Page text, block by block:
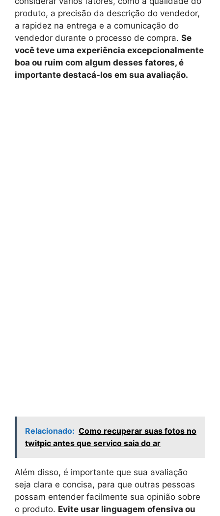
produto, a precisão da descrição do vendedor,
a rapidez na entrega e a comunicação do
vendedor durante o processo de compra. Se
você teve uma experiência excepcionalmente
boa ou ruim com algum desses fatores, é
importante destacá-los em sua avaliação.
Relacionado: Como recuperar suas fotos no
twitpic antes que servico saia do ar
Além disso, é importante que sua avaliação
seja clara e concisa, para que outras pessoas
possam entender facilmente sua opinião sobre
o produto. Evite usar linguagem ofensiva ou